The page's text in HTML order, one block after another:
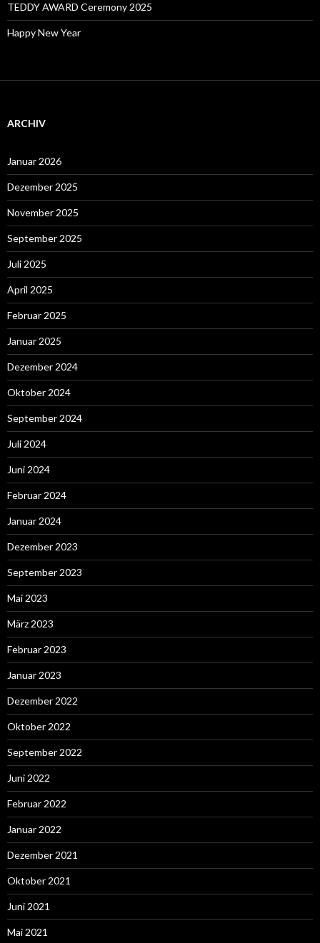
TEDDY AWARD Ceremony 2025
Happy New Year
ARCHIV
Januar 2026
Dezember 2025
November 2025
September 2025
Juli 2025
April 2025
Februar 2025
Januar 2025
Dezember 2024
Oktober 2024
September 2024
Juli 2024
Juni 2024
Februar 2024
Januar 2024
Dezember 2023
September 2023
Mai 2023
März 2023
Februar 2023
Januar 2023
Dezember 2022
Oktober 2022
September 2022
Juni 2022
Februar 2022
Januar 2022
Dezember 2021
Oktober 2021
Juni 2021
Mai 2021